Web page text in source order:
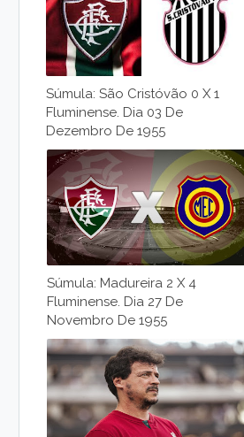
Súmula: São Cristóvão 0 X 1
Fluminense. Dia 03 De
Dezembro De 1955
Súmula: Madureira 2 X 4
Fluminense. Dia 27 De
Novembro De 1955